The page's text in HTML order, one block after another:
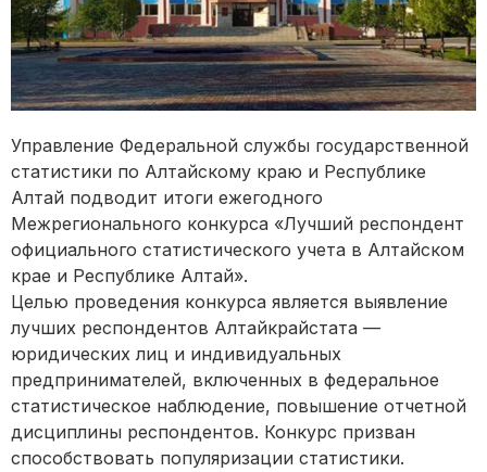
Управление Федеральной службы государственной
статистики по Алтайскому краю и Республике
Алтай подводит итоги ежегодного
Межрегионального конкурса «Лучший респондент
официального статистического учета в Алтайском
крае и Республике Алтай».
Целью проведения конкурса является выявление
лучших респондентов Алтайкрайстата —
юридических лиц и индивидуальных
предпринимателей, включенных в федеральное
статистическое наблюдение, повышение отчетной
дисциплины респондентов. Конкурс призван
способствовать популяризации статистики.